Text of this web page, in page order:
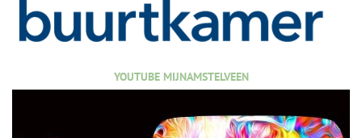
YOUTUBE MIJNAMSTELVEEN